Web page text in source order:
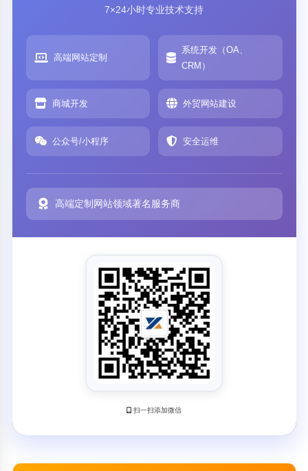
7×24小时专业技术支持
高端网站定制
系统开发（OA、
CRM）
商城开发 外贸网站建设
公众号/小程序 安全运维
高端定制网站领域著名服务商
扫一扫添加微信